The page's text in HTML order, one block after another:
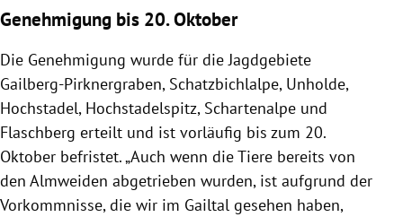
Genehmigung bis 20. Oktober
Die Genehmigung wurde für die Jagdgebiete
Gailberg-Pirknergraben, Schatzbichlalpe, Unholde,
Hochstadel, Hochstadelspitz, Schartenalpe und
Flaschberg erteilt und ist vorläufig bis zum 20.
Oktober befristet. „Auch wenn die Tiere bereits von
den Almweiden abgetrieben wurden, ist aufgrund der
Vorkommnisse, die wir im Gailtal gesehen haben,